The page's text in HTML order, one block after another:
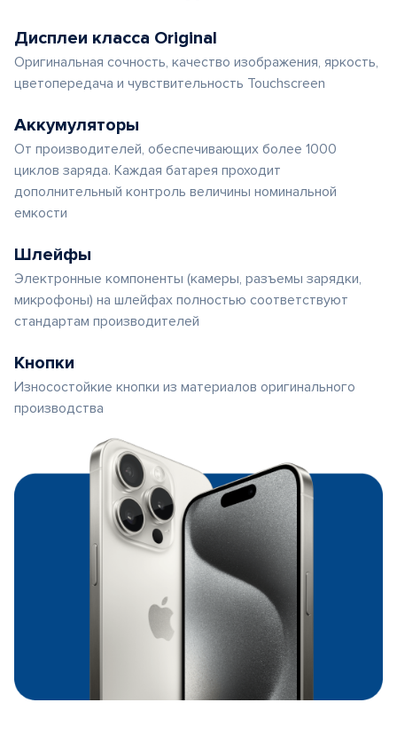
Дисплеи класса Original
Оригинальная сочность, качество изображения, яркость,
цветопередача и чувствительность Touchscreen
Аккумуляторы
От производителей, обеспечивающих более 1000
циклов заряда. Каждая батарея проходит
дополнительный контроль величины номинальной
емкости
Шлейфы
Электронные компоненты (камеры, разъемы зарядки,
микрофоны) на шлейфах полностью соответствуют
стандартам производителей
Кнопки
Износостойкие кнопки из материалов оригинального
производства